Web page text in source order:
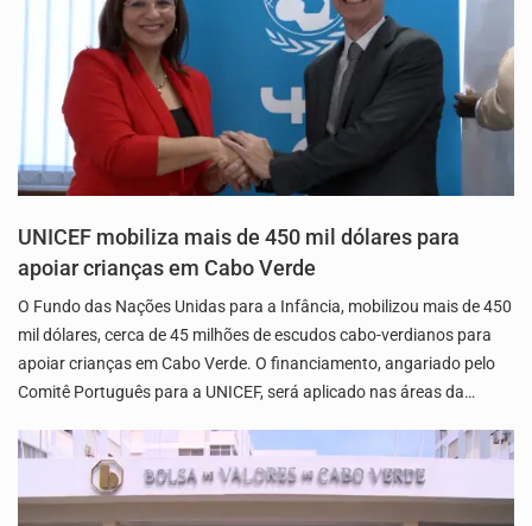
UNICEF mobiliza mais de 450 mil dólares para
apoiar crianças em Cabo Verde
O Fundo das Nações Unidas para a Infância, mobilizou mais de 450
mil dólares, cerca de 45 milhões de escudos cabo-verdianos para
apoiar crianças em Cabo Verde. O financiamento, angariado pelo
Comitê Português para a UNICEF, será aplicado nas áreas da…